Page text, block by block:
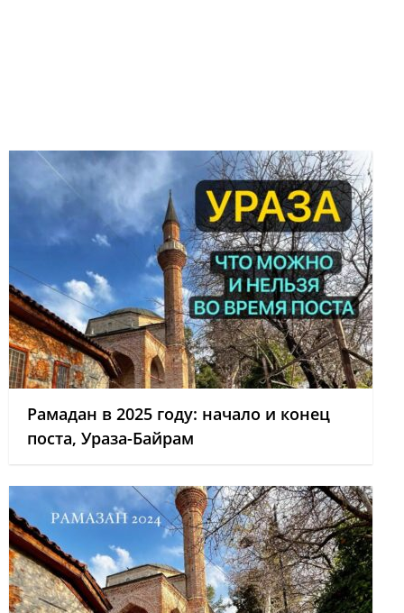
Рамадан в 2025 году: начало и конец
поста, Ураза-Байрам